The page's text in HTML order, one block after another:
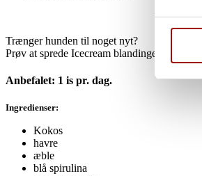
Trænger hunden til noget nyt?
Prøv at sprede Icecream blandingen på en
Anbefalet: 1 is pr. dag.
Ingredienser:
Kokos
havre
æble
blå spirulina